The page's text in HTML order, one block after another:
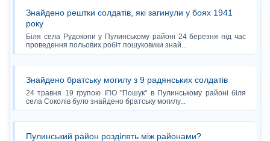
Знайдено рештки солдатів, які загинули у боях 1941
року
Біля села Рудокопи у Пулинському районі 24 березня під час
проведення польових робіт пошуковики знай...
Знайдено братську могилу з 9 радянських солдатів
24 травня 19 групою ІПО "Пошук" в Пулинському районі біля
села Соколів було знайдено братську могилу...
Пулинський район розділять між районами?